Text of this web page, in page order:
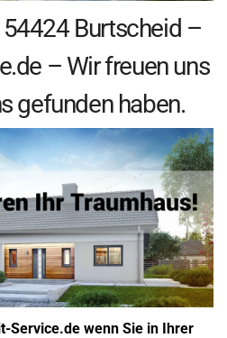
Burtscheid –
– Wir freuen uns
gefunden haben.
Service.de wenn Sie in Ihrer